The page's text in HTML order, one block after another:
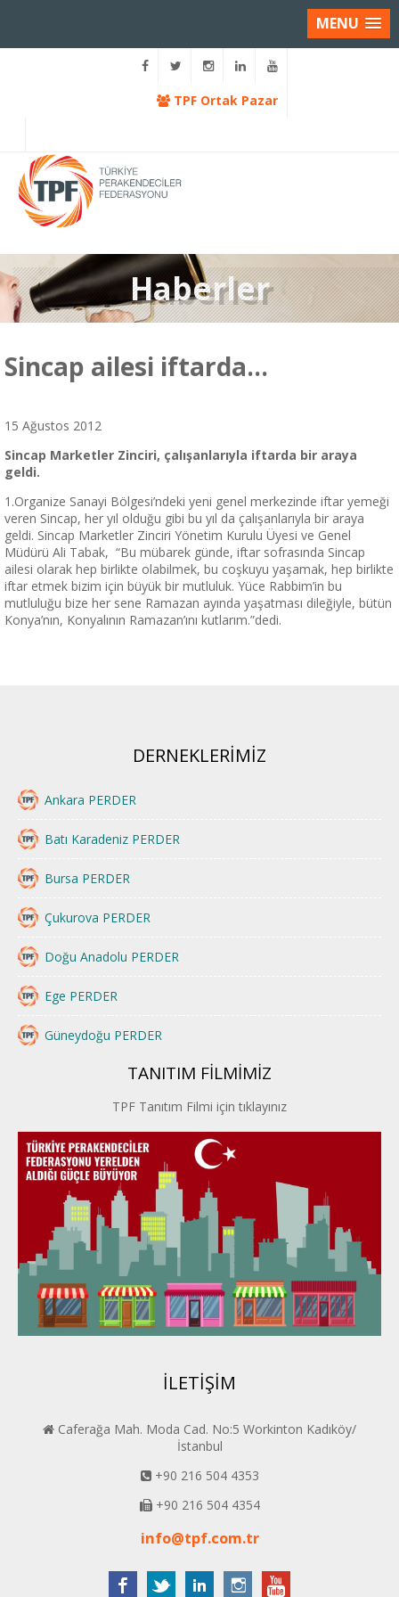
MENU
TPF Ortak Pazar
Haberler
Sincap ailesi iftarda…
15 Ağustos 2012
Sincap Marketler Zinciri, çalışanlarıyla iftarda bir araya
geldi.
1.Organize Sanayi Bölgesi’ndeki yeni genel merkezinde iftar yemeği
veren Sincap, her yıl olduğu gibi bu yıl da çalışanlarıyla bir araya
geldi. Sincap Marketler Zinciri Yönetim Kurulu Üyesi ve Genel
Müdürü Ali Tabak, “Bu mübarek günde, iftar sofrasında Sincap
ailesi olarak hep birlikte olabilmek, bu coşkuyu yaşamak, hep birlikte
iftar etmek bizim için büyük bir mutluluk. Yüce Rabbim’in bu
mutluluğu bize her sene Ramazan ayında yaşatması dileğiyle, bütün
Konya’nın, Konyalının Ramazan’ını kutlarım.”dedi.
DERNEKLERİMİZ
Ankara PERDER
Batı Karadeniz PERDER
Bursa PERDER
Çukurova PERDER
Doğu Anadolu PERDER
Ege PERDER
Güneydoğu PERDER
İstanbul PERDER
İpek Yolu PERDER
Kayseri PERDER
Karadeniz Perder
Konya PERDER
Van PERDER
BEYPER
TANITIM FİLMİMİZ
TPF Tanıtım Filmi için tıklayınız
İLETİŞİM
Caferağa Mah. Moda Cad. No:5 Workinton Kadıköy/
İstanbul
+90 216 504 4353
+90 216 504 4354
info@tpf.com.tr